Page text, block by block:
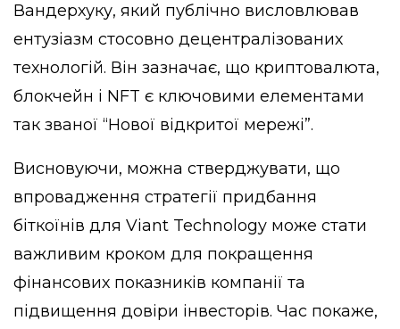
Вандерхуку, який публічно висловлював
ентузіазм стосовно децентралізованих
технологій. Він зазначає, що криптовалюта,
блокчейн і NFT є ключовими елементами
так званої “Нової відкритої мережі”.
Висновуючи, можна стверджувати, що
впровадження стратегії придбання
біткоїнів для Viant Technology може стати
важливим кроком для покращення
фінансових показників компанії та
підвищення довіри інвесторів. Час покаже,